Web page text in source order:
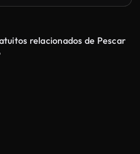
relacionados de Pescar